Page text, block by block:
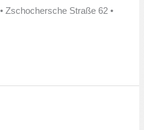
Zschochersche Straße 62 •